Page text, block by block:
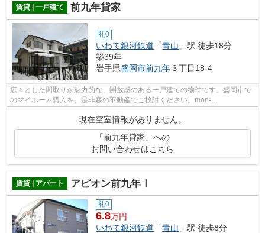
賃貸 | 一戸建て 前九年貸家
礼0
いわて銀河鉄道 「青山 」駅 徒歩18分
築39年
岩手県盛岡市前九年３丁目18-4
広々とした間取りが魅力的な、開放感のある一戸建ての物件です。盛岡市で
のマイホーム購入を、是非森の不動産でご検討ください。mori-
現在空室情報がありません。
「前九年貸家」への
お問い合わせはこちら
賃貸 | アパート アピオン前九年Ⅰ
礼0
6.8万円
いわて銀河鉄道 「青山 」駅 徒歩8分